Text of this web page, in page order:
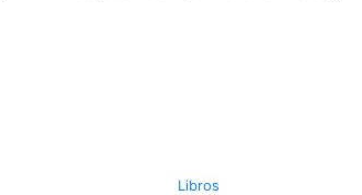
Libros